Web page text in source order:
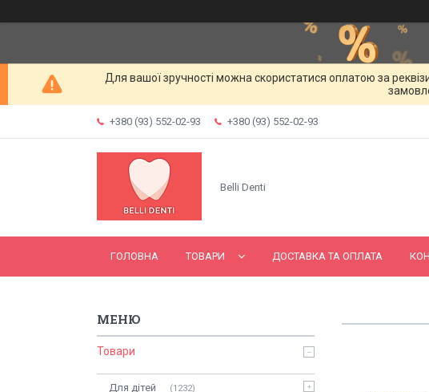
Для вашої зручності можна скористатися оплатою за
+380 (93) 552-02-93 +380 (93) 552-02-93
Belli Denti
ГОЛОВНА ТОВАРИ ДОСТАВКА ТА ОПЛАТА
Товари
Для дітей 1232